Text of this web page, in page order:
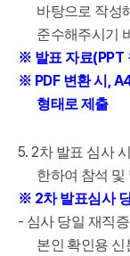
바탕으로 작성
준수해주시기
※ 발표 자료(PPT
※ PDF 변환 시 ,
형태로 제출
5. 2차 발표 심사 시
한하여 참석 및
※ 2차 발표심사
- 심사 당일 재직
본인 확인용 신